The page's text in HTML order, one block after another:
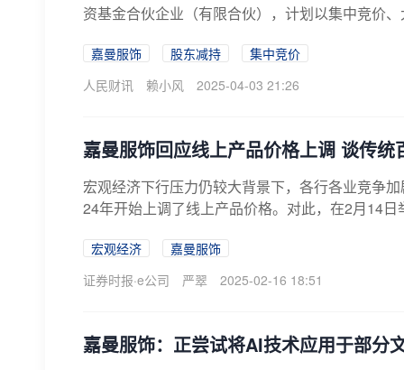
资基金合伙企业（有限合伙），计划以集中竞价
嘉曼服饰 股东减持
集中竞价
人民财讯
赖小风 2025-04-03 21:26
嘉曼服饰回应线上产品价格上调 谈传统
宏观经济下行压力仍较大背景下，各行各业竞争
24年开始上调了线上产品价格。对此，在2月14
宏观经济
嘉曼服饰
证券时报·e公司
严翠 2025-02-16 18:51
嘉曼服饰：正尝试将AI技术应用于部分